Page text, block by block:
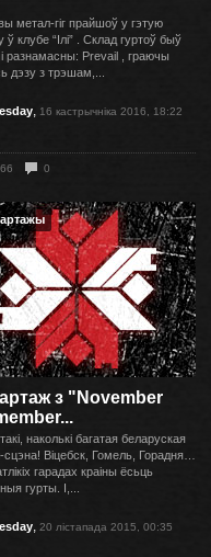
метал-гіг прайшоў у гэтую
ў клубе “Ілі” . Склад гуртоў быў
разнамасны: Prevail , граючы
дэзу з трэшам,...
, 16 кастрычніка 2016, 18:22
0
з "November
наколькі багатая беларуская
Віцебск, Гомель, Горадня…
гарадах краіны ёсьць
гурты. І,...
, 20 лістапада 2015, 00:35